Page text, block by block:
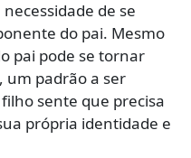
de se
do pai. Mesmo
pai pode se tornar
um padrão a ser
sente que precisa
própria identidade e